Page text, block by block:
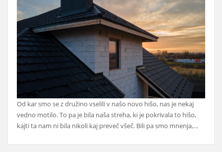
Od kar smo se z družino vselili v našo novo hišo, nas je nekaj
vedno motilo. To pa je bila naša streha, ki je pokrivala to hišo,
kajti ta nam ni bila nikoli kaj preveč všeč. Bili pa smo mnenja,…